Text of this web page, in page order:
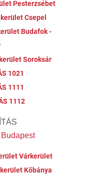
Pesterzsébet
Csepel
Budafok -
Soroksár
1021
1111
1112
Várkerület
Kőbánya